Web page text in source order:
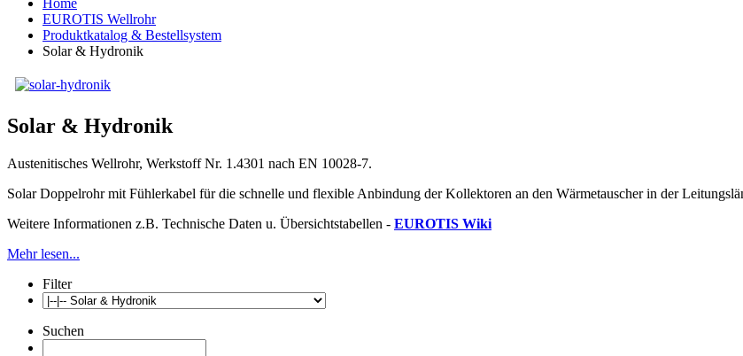
Home
EUROTIS Wellrohr
Produktkatalog & Bestellsystem
Solar & Hydronik
Solar & Hydronik
Austenitisches Wellrohr, Werkstoff Nr. 1.4301 nach EN 10028-7.
Solar Doppelrohr mit Fühlerkabel für die schnelle und flexible Anbindung der Kollektoren an den Wärmetauscher in der
Weitere Informationen z.B. Technische Daten u. Übersichtstabellen - EUROTIS Wiki
Mehr lesen...
Filter
Suchen